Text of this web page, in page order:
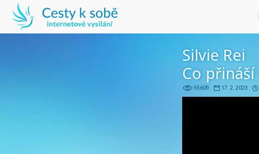
Silvie Rei
Co
55609 17. 2. 2023